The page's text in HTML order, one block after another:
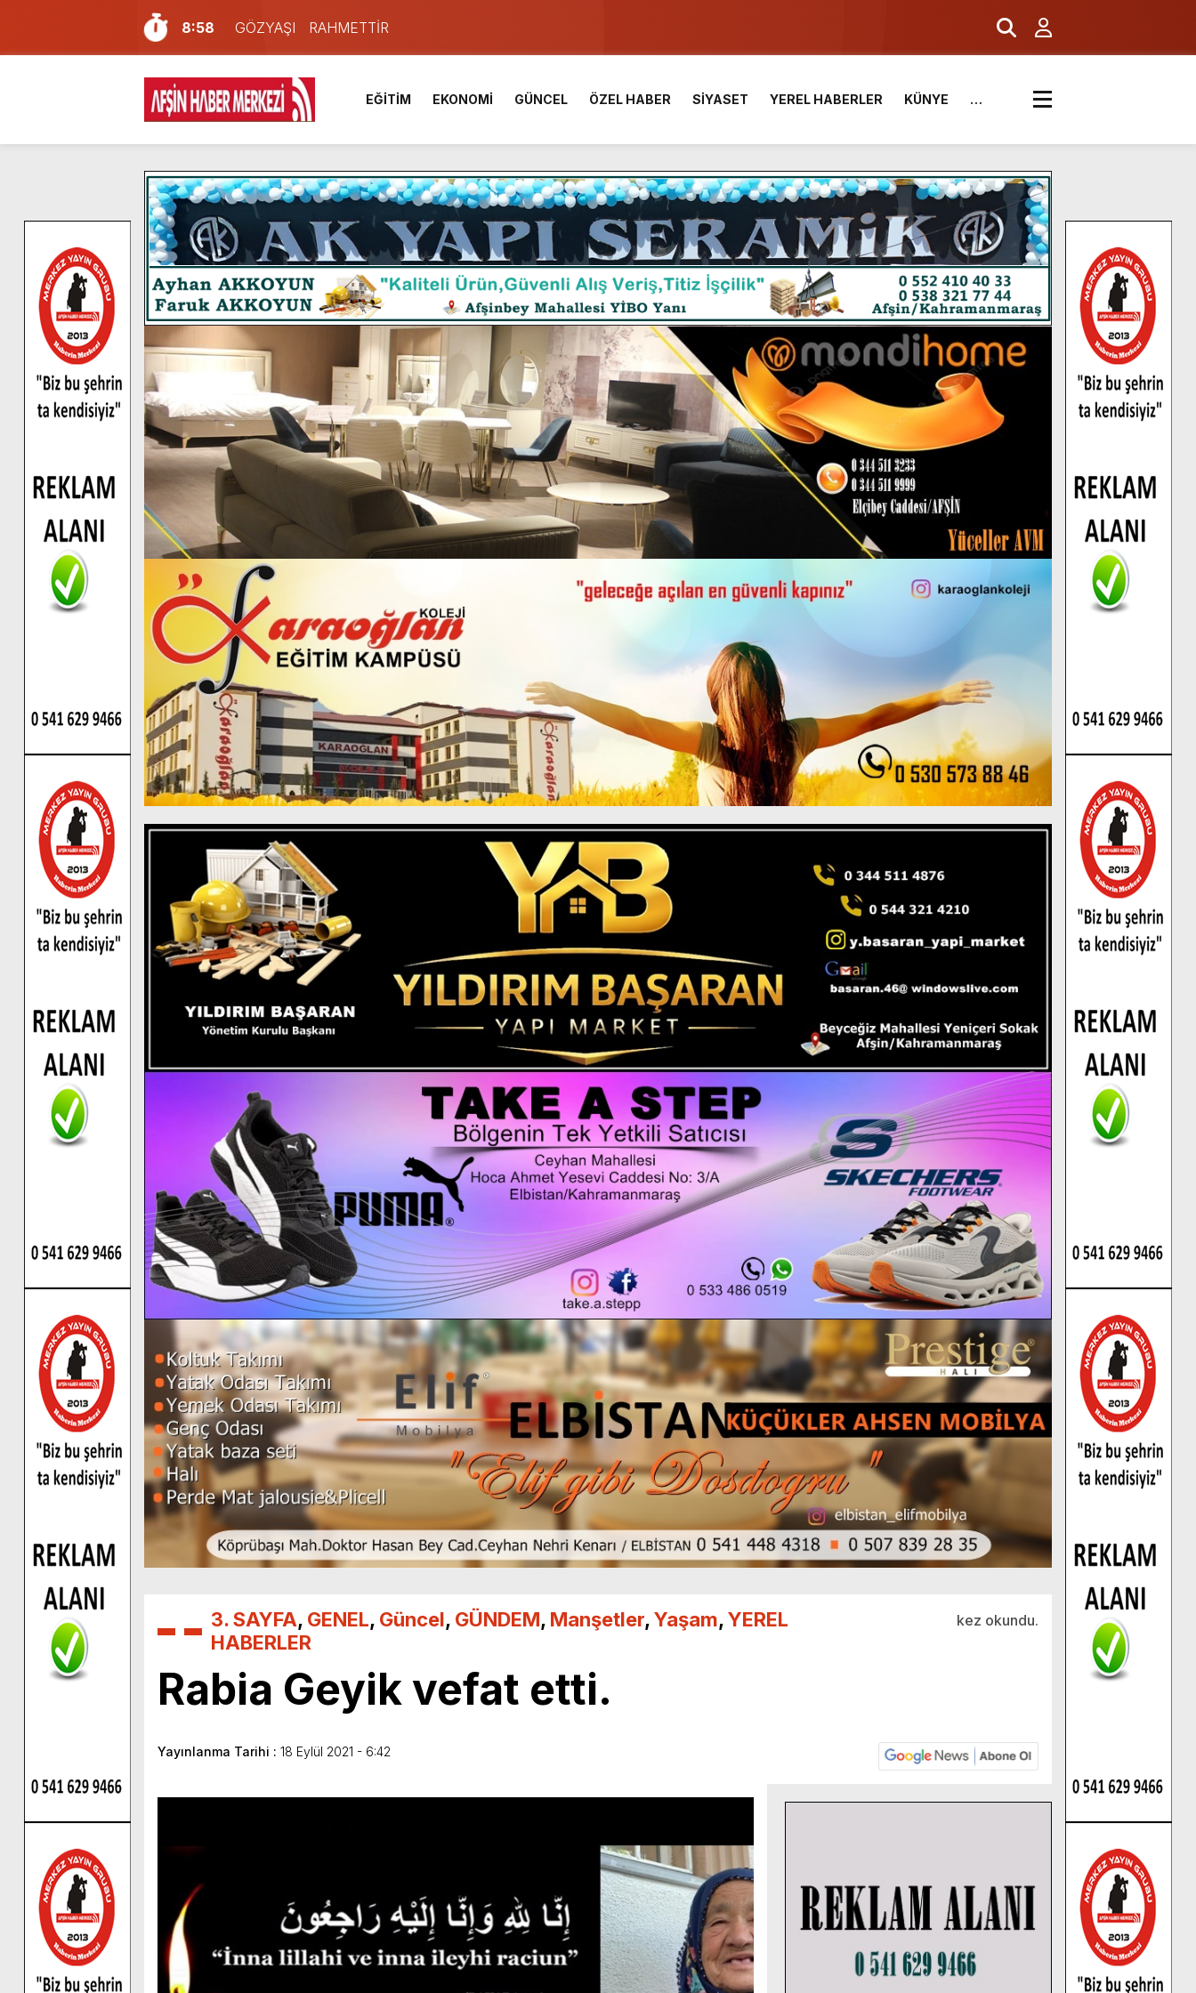
8:58
GÖZYAŞI RAHMETTİR
7:57
Afşin Sağlık Yüksek Okulu ve Meslek Yüksek Okulunda görev değişimi!
6:31
Onikişubat Belediyesi’nin Üniversite Hazırlık Kursu başvurularında son gün 7 Ağustos.
16:10
Uluslararası Bisiklet Yarışması’nda En Zorlu Etap Tamamlandı.
13:27
NOTER ONAYLI TYP LİSTESİ YAYINLANDI.
11:22
KAFUM Fuar Alanı Bulut ve Yavuz’un Ezgileriyle Şenlendi.
8:06
Afşinli bir hemşehrimizin de olduğu Filistin Konvoyu, güçlenerek ilerliyor.
14:05
Madrigal, Perşembe Günü KAFUM’da Sahne Alacak.
7:39
KEDİNİZ Mİ VAR?
4:58
İklim Dirençli Tarım İçin Güç Birliği.
EĞİTİM EKONOMİ GÜNCEL ÖZEL HABER SİYASET YEREL HABERLER KÜNYE …
3. SAYFA, GENEL, Güncel, GÜNDEM, Manşetler,Yaşam,YEREL
HABERLER
kez okundu.
Rabia Geyik vefat etti.
Yayınlanma Tarihi : 18 Eylül 2021 - 6:42